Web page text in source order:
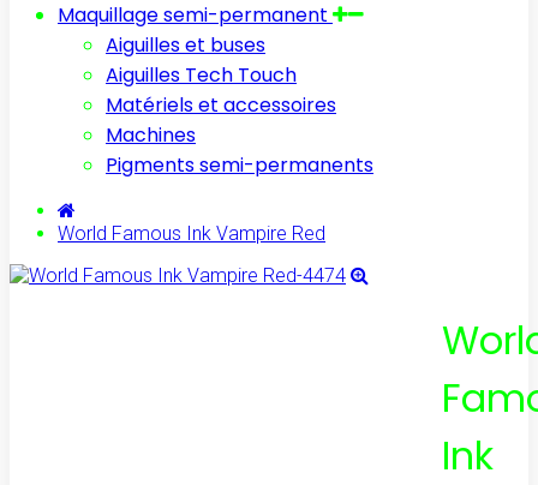
Maquillage semi-permanent
Aiguilles et buses
Aiguilles Tech Touch
Matériels et accessoires
Machines
Pigments semi-permanents
World Famous Ink Vampire Red
Ink